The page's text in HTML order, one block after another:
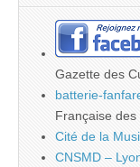
Gazette des
batterie-
Française
Cité de la
CNSMD –